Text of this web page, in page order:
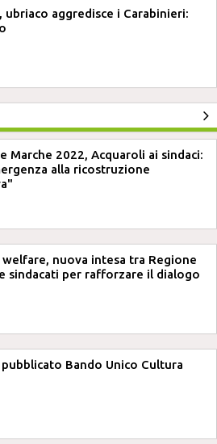
ubriaco aggredisce i Carabinieri:
Marche 2022, Acquaroli ai sindaci:
alla ricostruzione
welfare, nuova intesa tra Regione
sindacati per rafforzare il dialogo
pubblicato Bando Unico Cultura